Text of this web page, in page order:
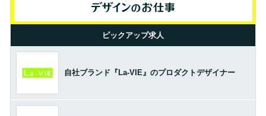
ピックアップ求人
自社ブランド『La-VIE』のプロダクトデザイナー